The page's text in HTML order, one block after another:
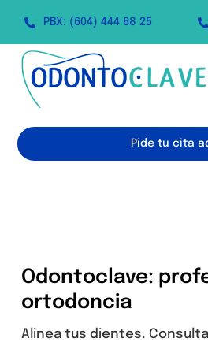
contenido
PBX: (604) 444 68 25
Pide tu cita
Odontoclave:
ortodoncia
Alinea tus dientes.